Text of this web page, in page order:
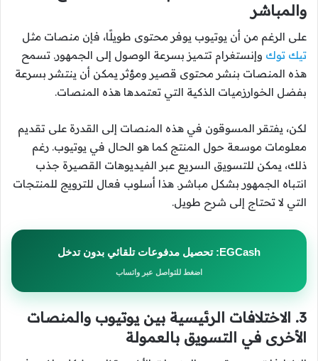
والمباشر
على الرغم من أن يوتيوب يوفر محتوى طويلًا، فإن منصات مثل
تيك توك وإنستغرام تتميز بسرعة الوصول إلى الجمهور. تسمح
هذه المنصات بنشر محتوى قصير ومؤثر يمكن أن ينتشر بسرعة
بفضل الخوارزميات الذكية التي تعتمدها هذه المنصات.
لكن، يفتقر المسوقون في هذه المنصات إلى القدرة على تقديم
معلومات موسعة حول المنتج كما هو الحال في يوتيوب. رغم
ذلك، يمكن للتسويق السريع عبر الفيديوهات القصيرة جذب
انتباه الجمهور بشكل مباشر. هذا أسلوب فعال للترويج للمنتجات
التي لا تحتاج إلى شرح طويل.
EGCash: تحصيل مدفوعات تلقائي بدون تدخل
اضغط للتواصل عبر واتساب
3. الاختلافات الرئيسية بين يوتيوب والمنصات
الأخرى في التسويق بالعمولة